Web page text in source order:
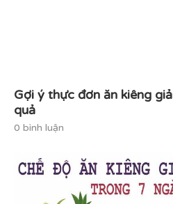
Gợi ý thực đơn ăn kiêng
quả
0 bình luận